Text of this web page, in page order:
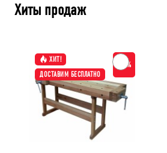
Хиты продаж
ХИТ!
ДОСТАВИМ БЕСПЛАТНО
-15%